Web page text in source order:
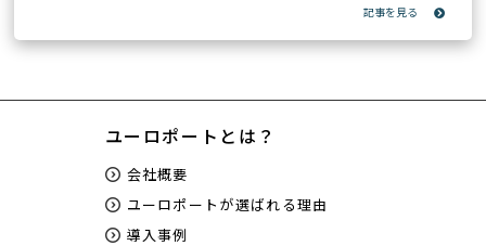
ユーロポートとは？
会社概要
ユーロポートが選ばれる理由
導入事例